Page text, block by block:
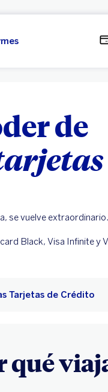
de
se vuelve extraordinario.
Black, Visa Infinite y
Tarjetas de Crédito
qué